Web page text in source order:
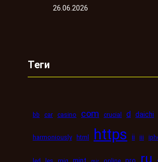
26.06.2026
Теги
bb car casino com crucial d daichi
harmoniously html https ii iii
led les mig mint online pro ru